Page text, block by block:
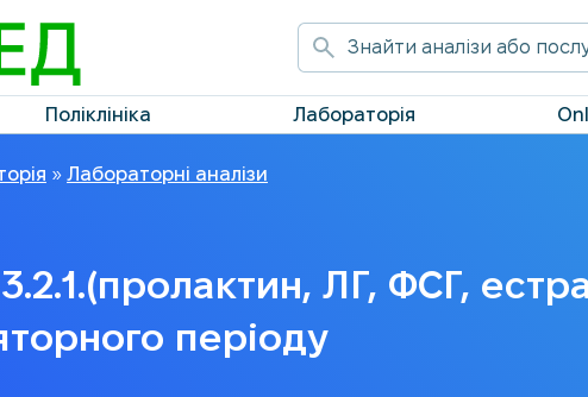
Поліклініка Лабораторія
» Лабораторні аналізи
ЛГ, ФСГ,
періоду